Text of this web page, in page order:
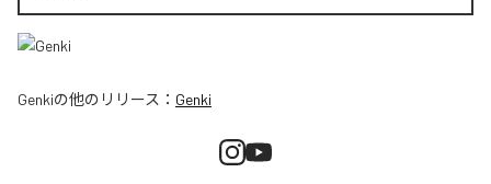
Genkiの他のリリース： Genki